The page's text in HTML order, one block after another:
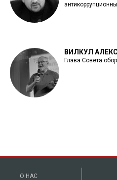
ВИЛКУЛ
Глава Совета
О НАС